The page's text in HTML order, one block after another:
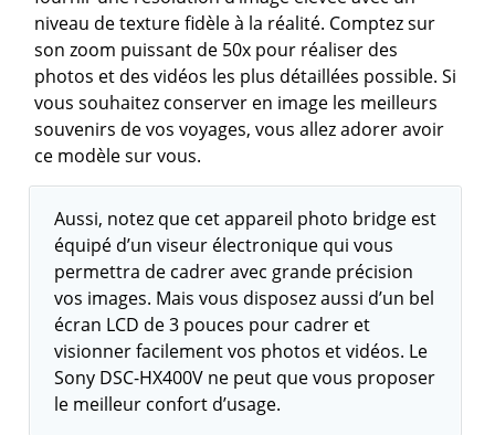
niveau de texture fidèle à la réalité. Comptez sur
son zoom puissant de 50x pour réaliser des
photos et des vidéos les plus détaillées possible. Si
vous souhaitez conserver en image les meilleurs
souvenirs de vos voyages, vous allez adorer avoir
ce modèle sur vous.
Aussi, notez que cet appareil photo bridge est
équipé d’un viseur électronique qui vous
permettra de cadrer avec grande précision
vos images. Mais vous disposez aussi d’un bel
écran LCD de 3 pouces pour cadrer et
visionner facilement vos photos et vidéos. Le
Sony DSC-HX400V ne peut que vous proposer
le meilleur confort d’usage.